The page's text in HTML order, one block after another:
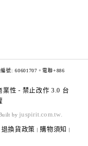
號: 60601707。電聯+886
業性 - 禁止改作 3.0 台
by juspirit.com.tw
退換貨政策 | 購物須知 |